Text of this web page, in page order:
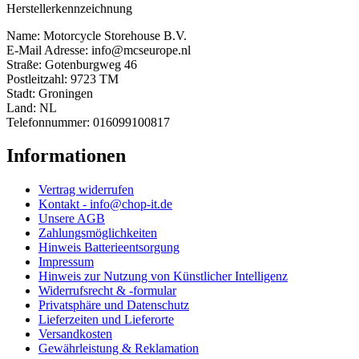
Herstellerkennzeichnung
Name: Motorcycle Storehouse B.V.
E-Mail Adresse: info@mcseurope.nl
Straße: Gotenburgweg 46
Postleitzahl: 9723 TM
Stadt: Groningen
Land: NL
Telefonnummer: 016099100817
Informationen
Vertrag widerrufen
Kontakt - info@chop-it.de
Unsere AGB
Zahlungsmöglichkeiten
Hinweis Batterieentsorgung
Impressum
Hinweis zur Nutzung von Künstlicher Intelligenz
Widerrufsrecht & -formular
Privatsphäre und Datenschutz
Lieferzeiten und Lieferorte
Versandkosten
Gewährleistung & Reklamation